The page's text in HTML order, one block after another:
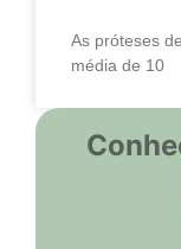
As próteses
média de 10